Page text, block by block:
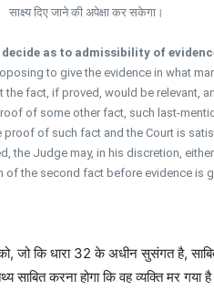
साक्ष्य दिए जाने की अपेक्षा कर सकेगा।
as to admissibility of
to give the evidence in what
the fact, if proved, would be relevant,
of some other fact, such last-
proof of such fact and the Court is
Judge may, in his discretion,
of the second fact before evidence is
जो कि धारा 32 के अधीन सुसंगत है,
करना होगा कि वह व्यक्ति मर गया